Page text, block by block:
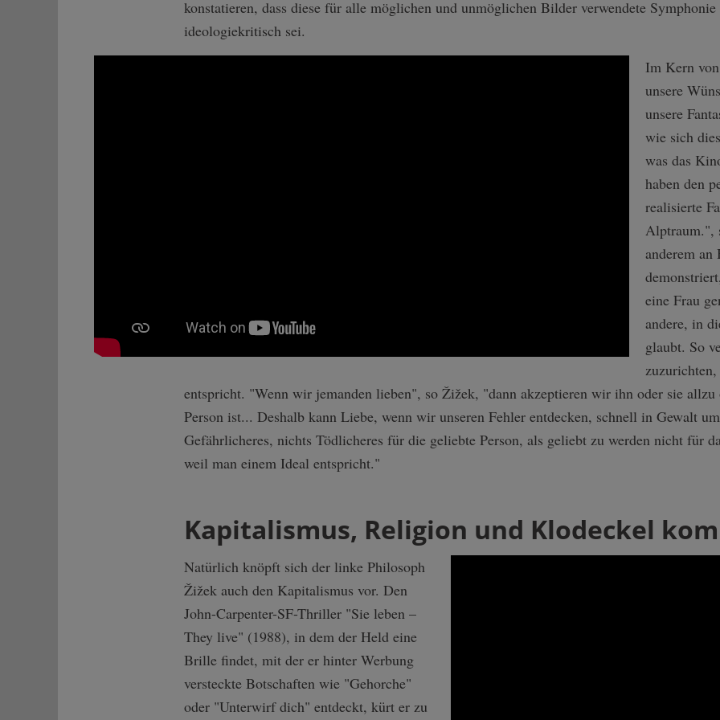
konstatieren, dass diese für alle möglichen und unmöglichen Bilder verwendete
ideologiekritisch sei.
Im Kern
unsere
unsere
wie sich
was das
haben den
realisierte
Alptraum.",
anderem
eine Frau
andere, in
glaubt. So
entspricht. "Wenn wir jemanden lieben", so Žižek, "dann akzeptieren wir ihn oder sie allzu
Person ist... Deshalb kann Liebe, wenn wir unseren Fehler entdecken, schnell in Gewalt
Gefährlicheres, nichts Tödlicheres für die geliebte Person, als geliebt zu werden nicht für
weil man einem Ideal entspricht."
Kapitalismus, Religion und Klodeckel
Natürlich knöpft sich der linke Philosoph
Žižek auch den Kapitalismus vor. Den
John-Carpenter-SF-Thriller "Sie leben –
They live" (1988), in dem der Held eine
Brille findet, mit der er hinter Werbung
versteckte Botschaften wie "Gehorche"
oder "Unterwirf dich" entdeckt, kürt er zu